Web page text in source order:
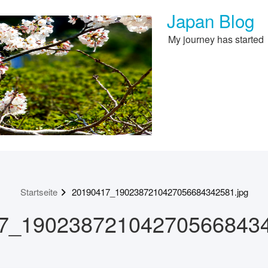
Japan Blog
My journey has started
Startseite 20190417_1902387210427056684342581.jpg